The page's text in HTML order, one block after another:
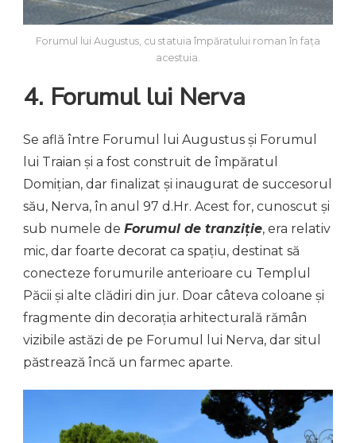
Forumul lui Augustus, cu statuia împăratului roman în fața
acestuia.
4. Forumul lui Nerva
Se află între Forumul lui Augustus și Forumul
lui Traian și a fost construit de împăratul
Domițian, dar finalizat și inaugurat de succesorul
său, Nerva, în anul 97 d.Hr. Acest for, cunoscut și
sub numele de Forumul de tranziție, era relativ
mic, dar foarte decorat ca spațiu, destinat să
conecteze forumurile anterioare cu Templul
Păcii și alte clădiri din jur. Doar câteva coloane și
fragmente din decorația arhitecturală rămân
vizibile astăzi de pe Forumul lui Nerva, dar situl
păstrează încă un farmec aparte.